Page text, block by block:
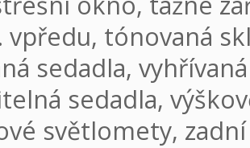
vpředu, tónovaná
sedadla,
sedadla,
světlomety,